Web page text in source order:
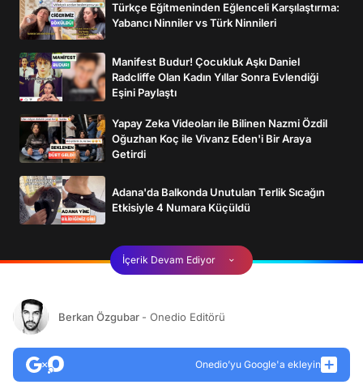
Türkçe Eğitmeninden Eğlenceli Karşılaştırma:
Yabancı Ninniler vs Türk Ninnileri
Manifest Budur! Çocukluk Aşkı Daniel
Radcliffe Olan Kadın Yıllar Sonra Evlendiği
Eşini Paylaştı
Yapay Zeka Videoları ile Bilinen Nazmi Özdil
Oğuzhan Koç ile Vivanz Eden'i Bir Araya
Getirdi
Adana'da Balkonda Unutulan Terlik Sıcağın
Etkisiyle 4 Numara Küçüldü
İçerik Devam Ediyor
Berkan Özgubar - Onedio Editörü
Onedio’yu Google'a ekleyin